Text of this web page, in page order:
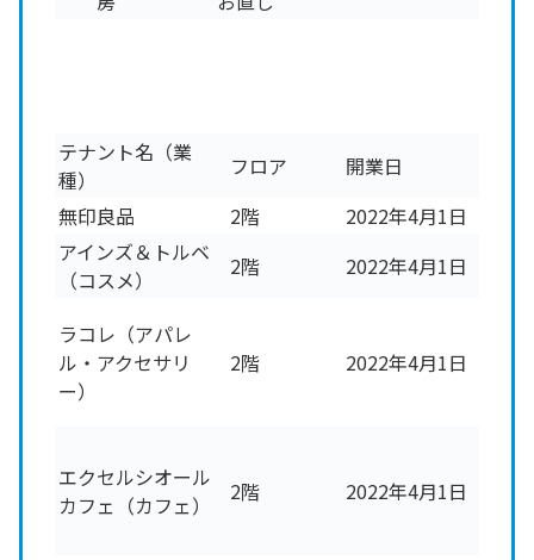
テナント名（業
種）
フロア
開業日
無印良品
2階
2022年4月1日
アインズ＆トルベ
（コスメ）
2階 2022年4月1日
ラコレ（アパレ
ル・アクセサリ
ー）
2階 2022年4月1日
エクセルシオール
カフェ（カフェ）
2階 2022年4月1日